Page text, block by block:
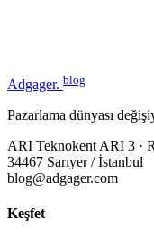
Adgager. blog
Pazarlama dünyası
ARI Teknokent ARI 3 ·
34467 Sarıyer / İstanbul
blog@adgager.com
Keşfet